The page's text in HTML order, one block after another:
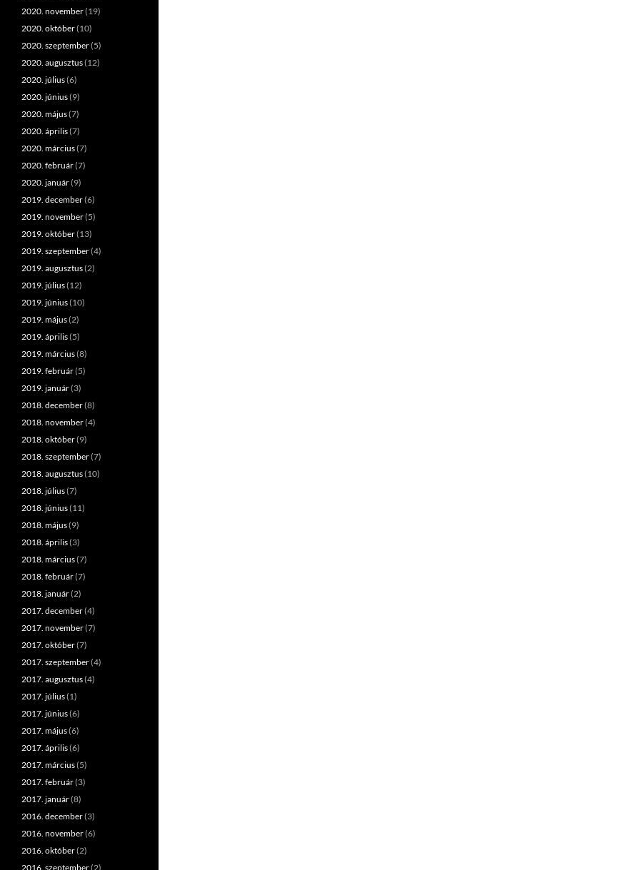
2020. november(19)
2020. október(10)
2020. szeptember(5)
2020. augusztus(12)
2020. július(6)
2020. június(9)
2020. május(7)
2020. április(7)
2020. március(7)
2020. február(7)
2020. január(9)
2019. december(6)
2019. november(5)
2019. október(13)
2019. szeptember(4)
2019. augusztus(2)
2019. július(12)
2019. június(10)
2019. május(2)
2019. április(5)
2019. március(8)
2019. február(5)
2019. január(3)
2018. december(8)
2018. november(4)
2018. október(9)
2018. szeptember(7)
2018. augusztus(10)
2018. július(7)
2018. június(11)
2018. május(9)
2018. április(3)
2018. március(7)
2018. február(7)
2018. január(2)
2017. december(4)
2017. november(7)
2017. október(7)
2017. szeptember(4)
2017. augusztus(4)
2017. július(1)
2017. június(6)
2017. május(6)
2017. április(6)
2017. március(5)
2017. február(3)
2017. január(8)
2016. december(3)
2016. november(6)
2016. október(2)
2016. szeptember(2)